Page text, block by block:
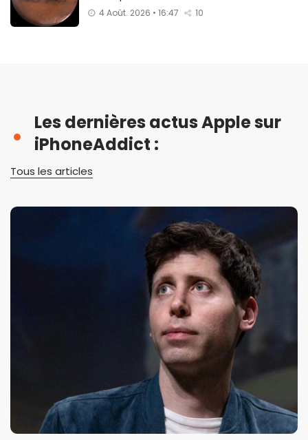
4 Août. 2026 • 16:47 10
Les dernières actus Apple sur
iPhoneAddict :
Tous les articles